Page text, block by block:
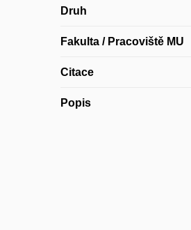
Druh
Fakulta / Pracoviště MU
Citace
Popis